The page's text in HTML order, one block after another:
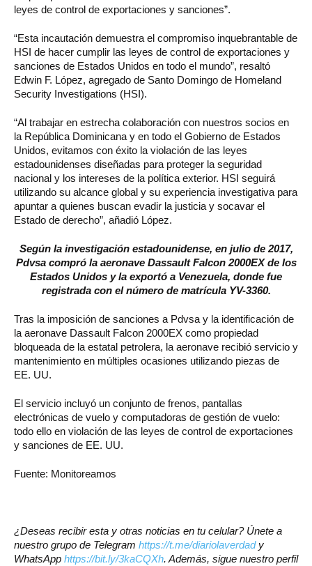
leyes de control de exportaciones y sanciones”.
“Esta incautación demuestra el compromiso inquebrantable de
HSI de hacer cumplir las leyes de control de exportaciones y
sanciones de Estados Unidos en todo el mundo”, resaltó
Edwin F. López, agregado de Santo Domingo de Homeland
Security Investigations (HSI).
“Al trabajar en estrecha colaboración con nuestros socios en
la República Dominicana y en todo el Gobierno de Estados
Unidos, evitamos con éxito la violación de las leyes
estadounidenses diseñadas para proteger la seguridad
nacional y los intereses de la política exterior. HSI seguirá
utilizando su alcance global y su experiencia investigativa para
apuntar a quienes buscan evadir la justicia y socavar el
Estado de derecho”, añadió López.
Según la investigación estadounidense, en julio de 2017,
Pdvsa compró la aeronave Dassault Falcon 2000EX de los
Estados Unidos y la exportó a Venezuela, donde fue
registrada con el número de matrícula YV-3360.
Tras la imposición de sanciones a Pdvsa y la identificación de
la aeronave Dassault Falcon 2000EX como propiedad
bloqueada de la estatal petrolera, la aeronave recibió servicio y
mantenimiento en múltiples ocasiones utilizando piezas de
EE. UU.
El servicio incluyó un conjunto de frenos, pantallas
electrónicas de vuelo y computadoras de gestión de vuelo:
todo ello en violación de las leyes de control de exportaciones
y sanciones de EE. UU.
Fuente: Monitoreamos
¿Deseas recibir esta y otras noticias en tu celular? Únete a
nuestro grupo de Telegram https://t.me/diariolaverdady
WhatsApp https://bit.ly/3kaCQXh. Además, sigue nuestro perfil